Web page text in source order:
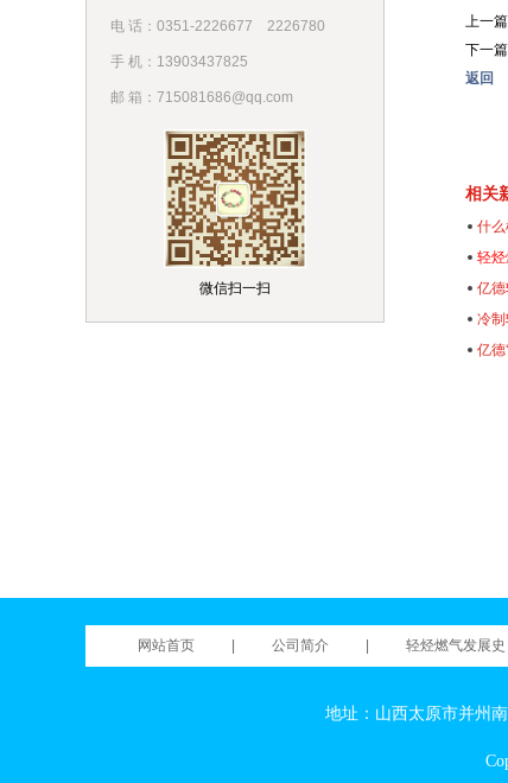
电 话：0351-2226677 2226780
手 机：13903437825
邮 箱：715081686@qq.com
微信扫一扫
上一篇
下一篇
返回
相关
什么
轻烃
亿德
冷制
亿德
网站首页 公司简介 轻烃燃气发展史
地址：山西太原市并州